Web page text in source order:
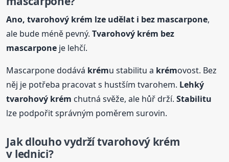
Ano, tvarohový krém lze udělat i bez mascarpone,
ale bude méně pevný.Tvarohový krém bez
mascarpone je lehčí.
Mascarpone dodává krému stabilitu a krémovost. Bez
něj je potřeba pracovat s hustším tvarohem. Lehký
tvarohový krém chutná svěže, ale hůř drží.Stabilitu
lze podpořit správným poměrem surovin.
Jak dlouho vydrží tvarohový krém
v lednici?